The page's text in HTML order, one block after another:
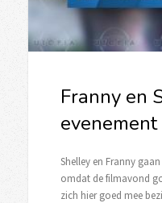
Franny en
Shelley en Franny
omdat de filmavond
zich hier goed mee